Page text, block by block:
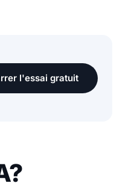
l'essai gratuit